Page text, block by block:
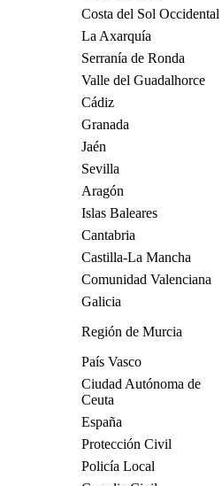
Costa del Sol Occidental
La Axarquía
Serranía de Ronda
Valle del Guadalhorce
Cádiz
Granada
Jaén
Sevilla
Aragón
Islas Baleares
Cantabria
Castilla-La Mancha
Comunidad Valenciana
Galicia
Región de Murcia
País Vasco
Ciudad Autónoma de
Ceuta
España
Protección Civil
Policía Local